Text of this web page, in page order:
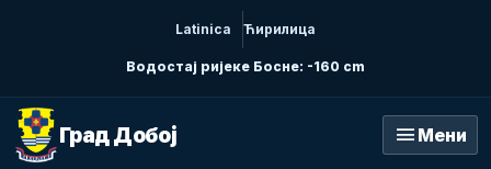
Latinica Ћирилица
Водостај ријеке Босне: -160 cm
Град Добој menu Мени